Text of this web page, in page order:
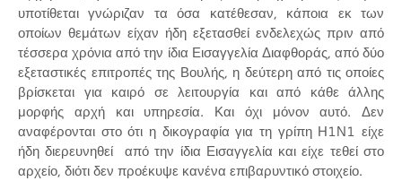
υποτίθεται γνώριζαν τα όσα κατέθεσαν, κάποια εκ των
οποίων θεμάτων είχαν ήδη εξετασθεί ενδελεχώς πριν από
τέσσερα χρόνια από την ίδια Εισαγγελία Διαφθοράς, από δύο
εξεταστικές επιτροπές της Βουλής, η δεύτερη από τις οποίες
βρίσκεται για καιρό σε λειτουργία και από κάθε άλλης
μορφής αρχή και υπηρεσία. Και όχι μόνον αυτό. Δεν
αναφέρονται στο ότι η δικογραφία για τη γρίπη Η1Ν1 είχε
ήδη διερευνηθεί από την ίδια Εισαγγελία και είχε τεθεί στο
αρχείο, διότι δεν προέκυψε κανένα επιβαρυντικό στοιχείο.